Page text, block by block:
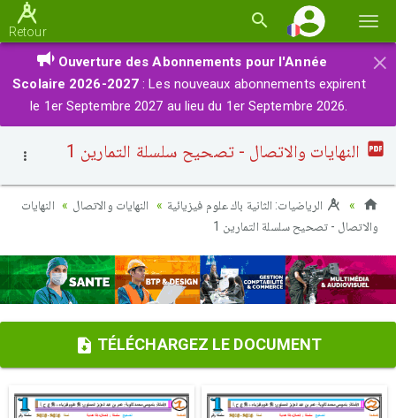
la
Retour
×
Ouverture des Abonnements pour l'Année
Scolaire 2026-2027 : Les nouveaux abonnements expirent
le 1er Septembre 2027 au lieu du 1er Septembre 2026.
النهايات والاتصال - تصحيح سلسلة التمارين 1
الرياضيات: الثانية باك علوم فيزيائية النهايات والاتصال
النهايات
والاتصال - تصحيح سلسلة التمارين 1
TÉLÉCHARGEZ LE DOCUMENT